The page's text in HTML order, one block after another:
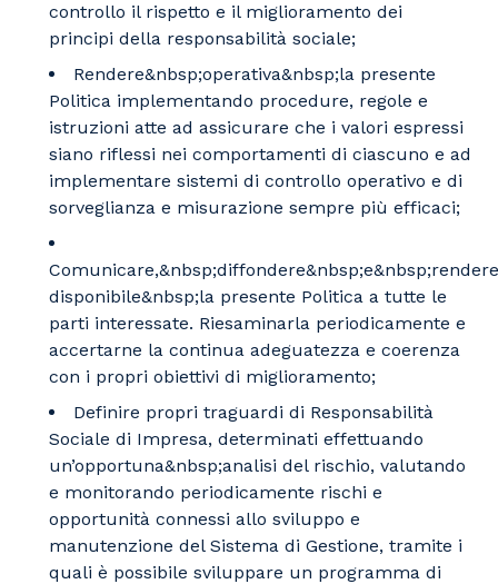
controllo il rispetto e il miglioramento dei
principi della responsabilità sociale;
Rendere&nbsp;operativa&nbsp;la presente
Politica implementando procedure, regole e
istruzioni atte ad assicurare che i valori espressi
siano riflessi nei comportamenti di ciascuno e ad
implementare sistemi di controllo operativo e di
sorveglianza e misurazione sempre più efficaci;
Comunicare,&nbsp;diffondere&nbsp;e&nbsp;rendere
disponibile&nbsp;la presente Politica a tutte le
parti interessate. Riesaminarla periodicamente e
accertarne la continua adeguatezza e coerenza
con i propri obiettivi di miglioramento;
Definire propri traguardi di Responsabilità
Sociale di Impresa, determinati effettuando
un’opportuna&nbsp;analisi del rischio, valutando
e monitorando periodicamente rischi e
opportunità connessi allo sviluppo e
manutenzione del Sistema di Gestione, tramite i
quali è possibile sviluppare un programma di